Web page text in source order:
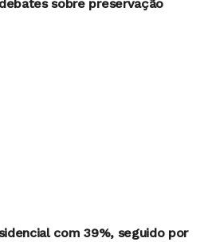
sobre preservação
com 39%, seguido por